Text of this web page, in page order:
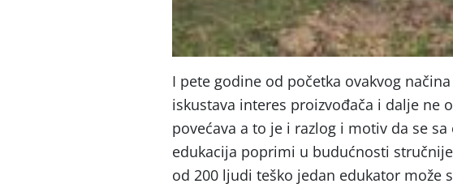
I pete godine od početka ovakvog
iskustava interes proizvođača i dalje ne
povećava a to je i razlog i motiv da se
edukacija poprimi u budućnosti
od 200 ljudi teško jedan edukator može